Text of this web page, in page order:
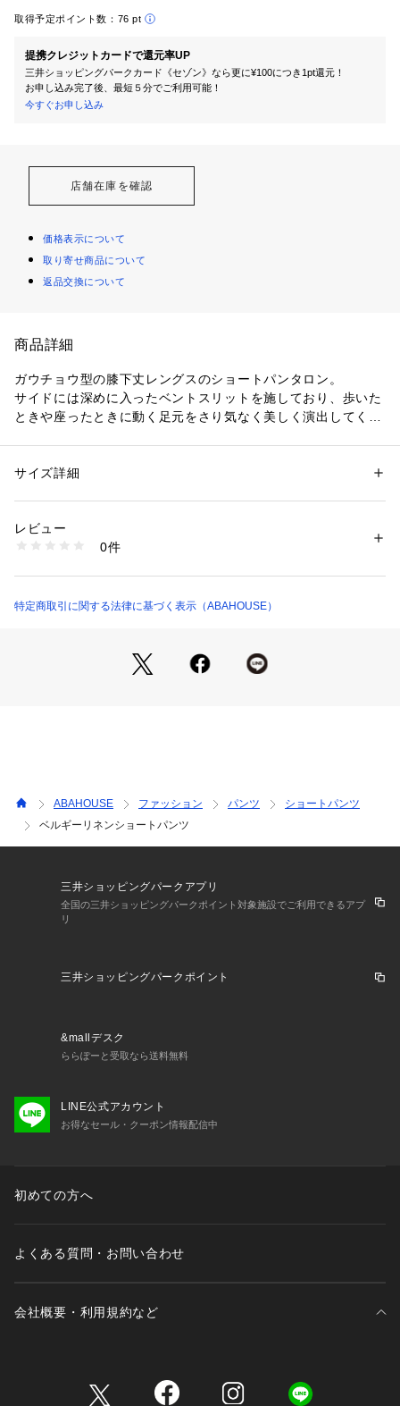
取得予定ポイント数： 76 pt
提携クレジットカードで還元率UP
三井ショッピングパークカード《セゾン》なら更に¥100につき1pt還元！
お申し込み完了後、最短５分でご利用可能！
今すぐお申し込み
店舗在庫を確認
価格表示について
取り寄せ商品について
返品交換について
商品詳細
ガウチョウ型の膝下丈レングスのショートパンタロン。
サイドには深めに入ったベントスリットを施しており、歩いた
ときや座ったときに動く足元をさり気なく美しく演出してくれ
ソールなどボリュームのあるパンすやサンダルなど、カジュア
同素材のジャケット（35420880000）とのセットアップも。
性別：レディース
素材：麻 100%
洗濯：ドライクリーニング
※詳しい洗濯方法については、商品の品質表示タグをご覧ください
35420850003 （ショップ）
サイズ詳細
レビュー
0件
特定商取引に関する法律に基づく表示（ABAHOUSE）
ABAHOUSE ファッション パンツ
ショートパンツ
ベルギーリネンショートパンツ
三井ショッピングパークアプリ
全国の三井ショッピングパークポイント対象施設でご利用できるアプ
リ
三井ショッピングパークポイント
&mallデスク
ららぽーと受取なら送料無料
LINE公式アカウント
お得なセール・クーポン情報配信中
初めての方へ
よくある質問・お問い合わせ
会社概要・利用規約など